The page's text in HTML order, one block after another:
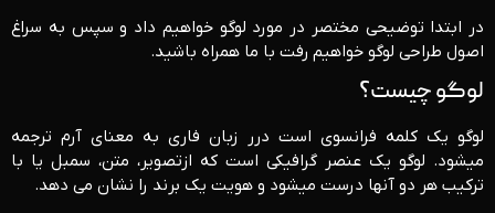
در ابتدا توضیحی مختصر در مورد لوگو خواهیم داد و سپس به سراغ
اصول طراحی لوگو خواهیم رفت با ما همراه باشید.
لوگو چیست؟
لوگو یک کلمه فرانسوی است درر زبان فاری به معنای آرم ترجمه
میشود. لوگو یک عنصر گرافیکی است که ازتصویر، متن، سمبل یا با
ترکیب هر دو آنها درست میشود و هویت یک برند را نشان می دهد.